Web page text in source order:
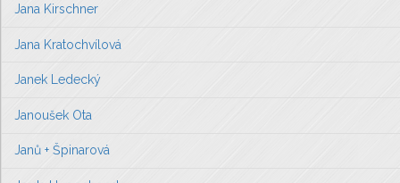
Jana Kirschner
Jana Kratochvílová
Janek Ledecký
Janoušek Ota
Janů + Špinarová